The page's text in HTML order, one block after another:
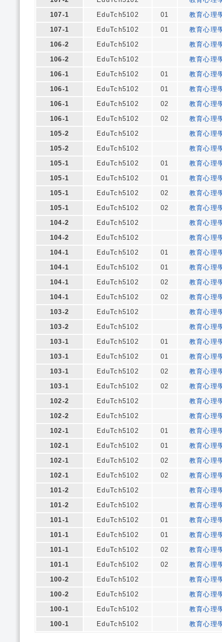
107-1
EduTch5102 01
教育心理
107-1
EduTch5102 01
教育心理
106-2
EduTch5102
教育心理
106-2
EduTch5102
教育心理
106-1
EduTch5102 01
教育心理
106-1
EduTch5102 01
教育心理
106-1
EduTch5102 02
教育心理
106-1
EduTch5102 02
教育心理
105-2
EduTch5102
教育心理
105-2
EduTch5102
教育心理
105-1
EduTch5102 01
教育心理
105-1
EduTch5102 01
教育心理
105-1
EduTch5102 02
教育心理
105-1
EduTch5102 02
教育心理
104-2
EduTch5102
教育心理
104-2
EduTch5102
教育心理
104-1
EduTch5102 01
教育心理
104-1
EduTch5102 01
教育心理
104-1
EduTch5102 02
教育心理
104-1
EduTch5102 02
教育心理
103-2
EduTch5102
教育心理
103-2
EduTch5102
教育心理
103-1
EduTch5102 01
教育心理
103-1
EduTch5102 01
教育心理
103-1
EduTch5102 02
教育心理
103-1
EduTch5102 02
教育心理
102-2
EduTch5102
教育心理
102-2
EduTch5102
教育心理
102-1
EduTch5102 01
教育心理
102-1
EduTch5102 01
教育心理
102-1
EduTch5102 02
教育心理
102-1
EduTch5102 02
教育心理
101-2
EduTch5102
教育心理
101-2
EduTch5102
教育心理
101-1
EduTch5102 01
教育心理
101-1
EduTch5102 01
教育心理
101-1
EduTch5102 02
教育心理
101-1
EduTch5102 02
教育心理
100-2
EduTch5102
教育心理
100-2
EduTch5102
教育心理
100-1
EduTch5102
教育心理
100-1
EduTch5102 教育心理